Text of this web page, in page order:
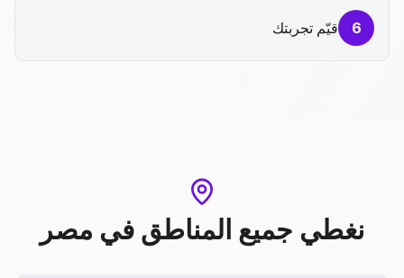
6 قيّم تجربتك
نغطي جميع المناطق في مصر